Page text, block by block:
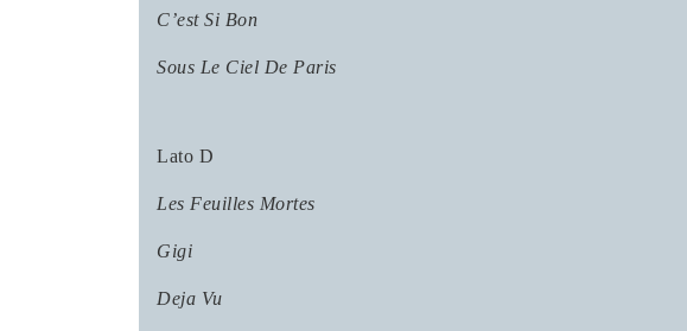
C’est Si Bon
Sous Le Ciel De Paris
Lato D
Les Feuilles Mortes
Gigi
Deja Vu